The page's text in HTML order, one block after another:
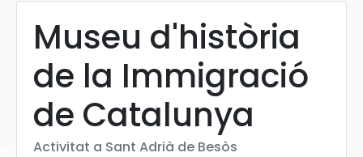
Museu d'història
de la Immigració
de Catalunya
Activitat a Sant Adrià de Besòs